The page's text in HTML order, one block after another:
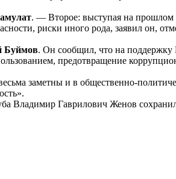
. — Второе: выступая на прошлом
риски иного рода, заявил он,
Буймов. Он сообщил, что на
предотвращение
заметны и в общественно-
Владимир Гаврилович Женов